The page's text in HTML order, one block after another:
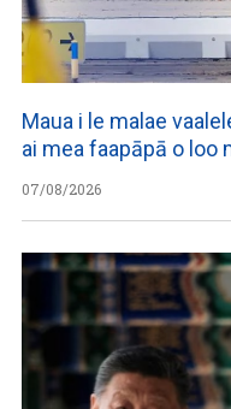
Maua i le malae
ai mea faapāpā o loo
07/08/2026